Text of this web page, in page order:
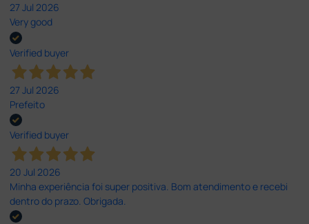
27 Jul 2026
Very good
Verified buyer
27 Jul 2026
Prefeito
Verified buyer
20 Jul 2026
Minha experiência foi super positiva. Bom atendimento e recebi
dentro do prazo. Obrigada.